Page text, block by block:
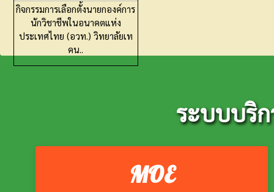
กิจกรรมการเลือกตั้งนายกองค์การ
นักวิชาชีพในอนาคตแห่ง
ประเทศไทย (อวท.) วิทยาลัยเท
คน..
ระบบบริ
MOE